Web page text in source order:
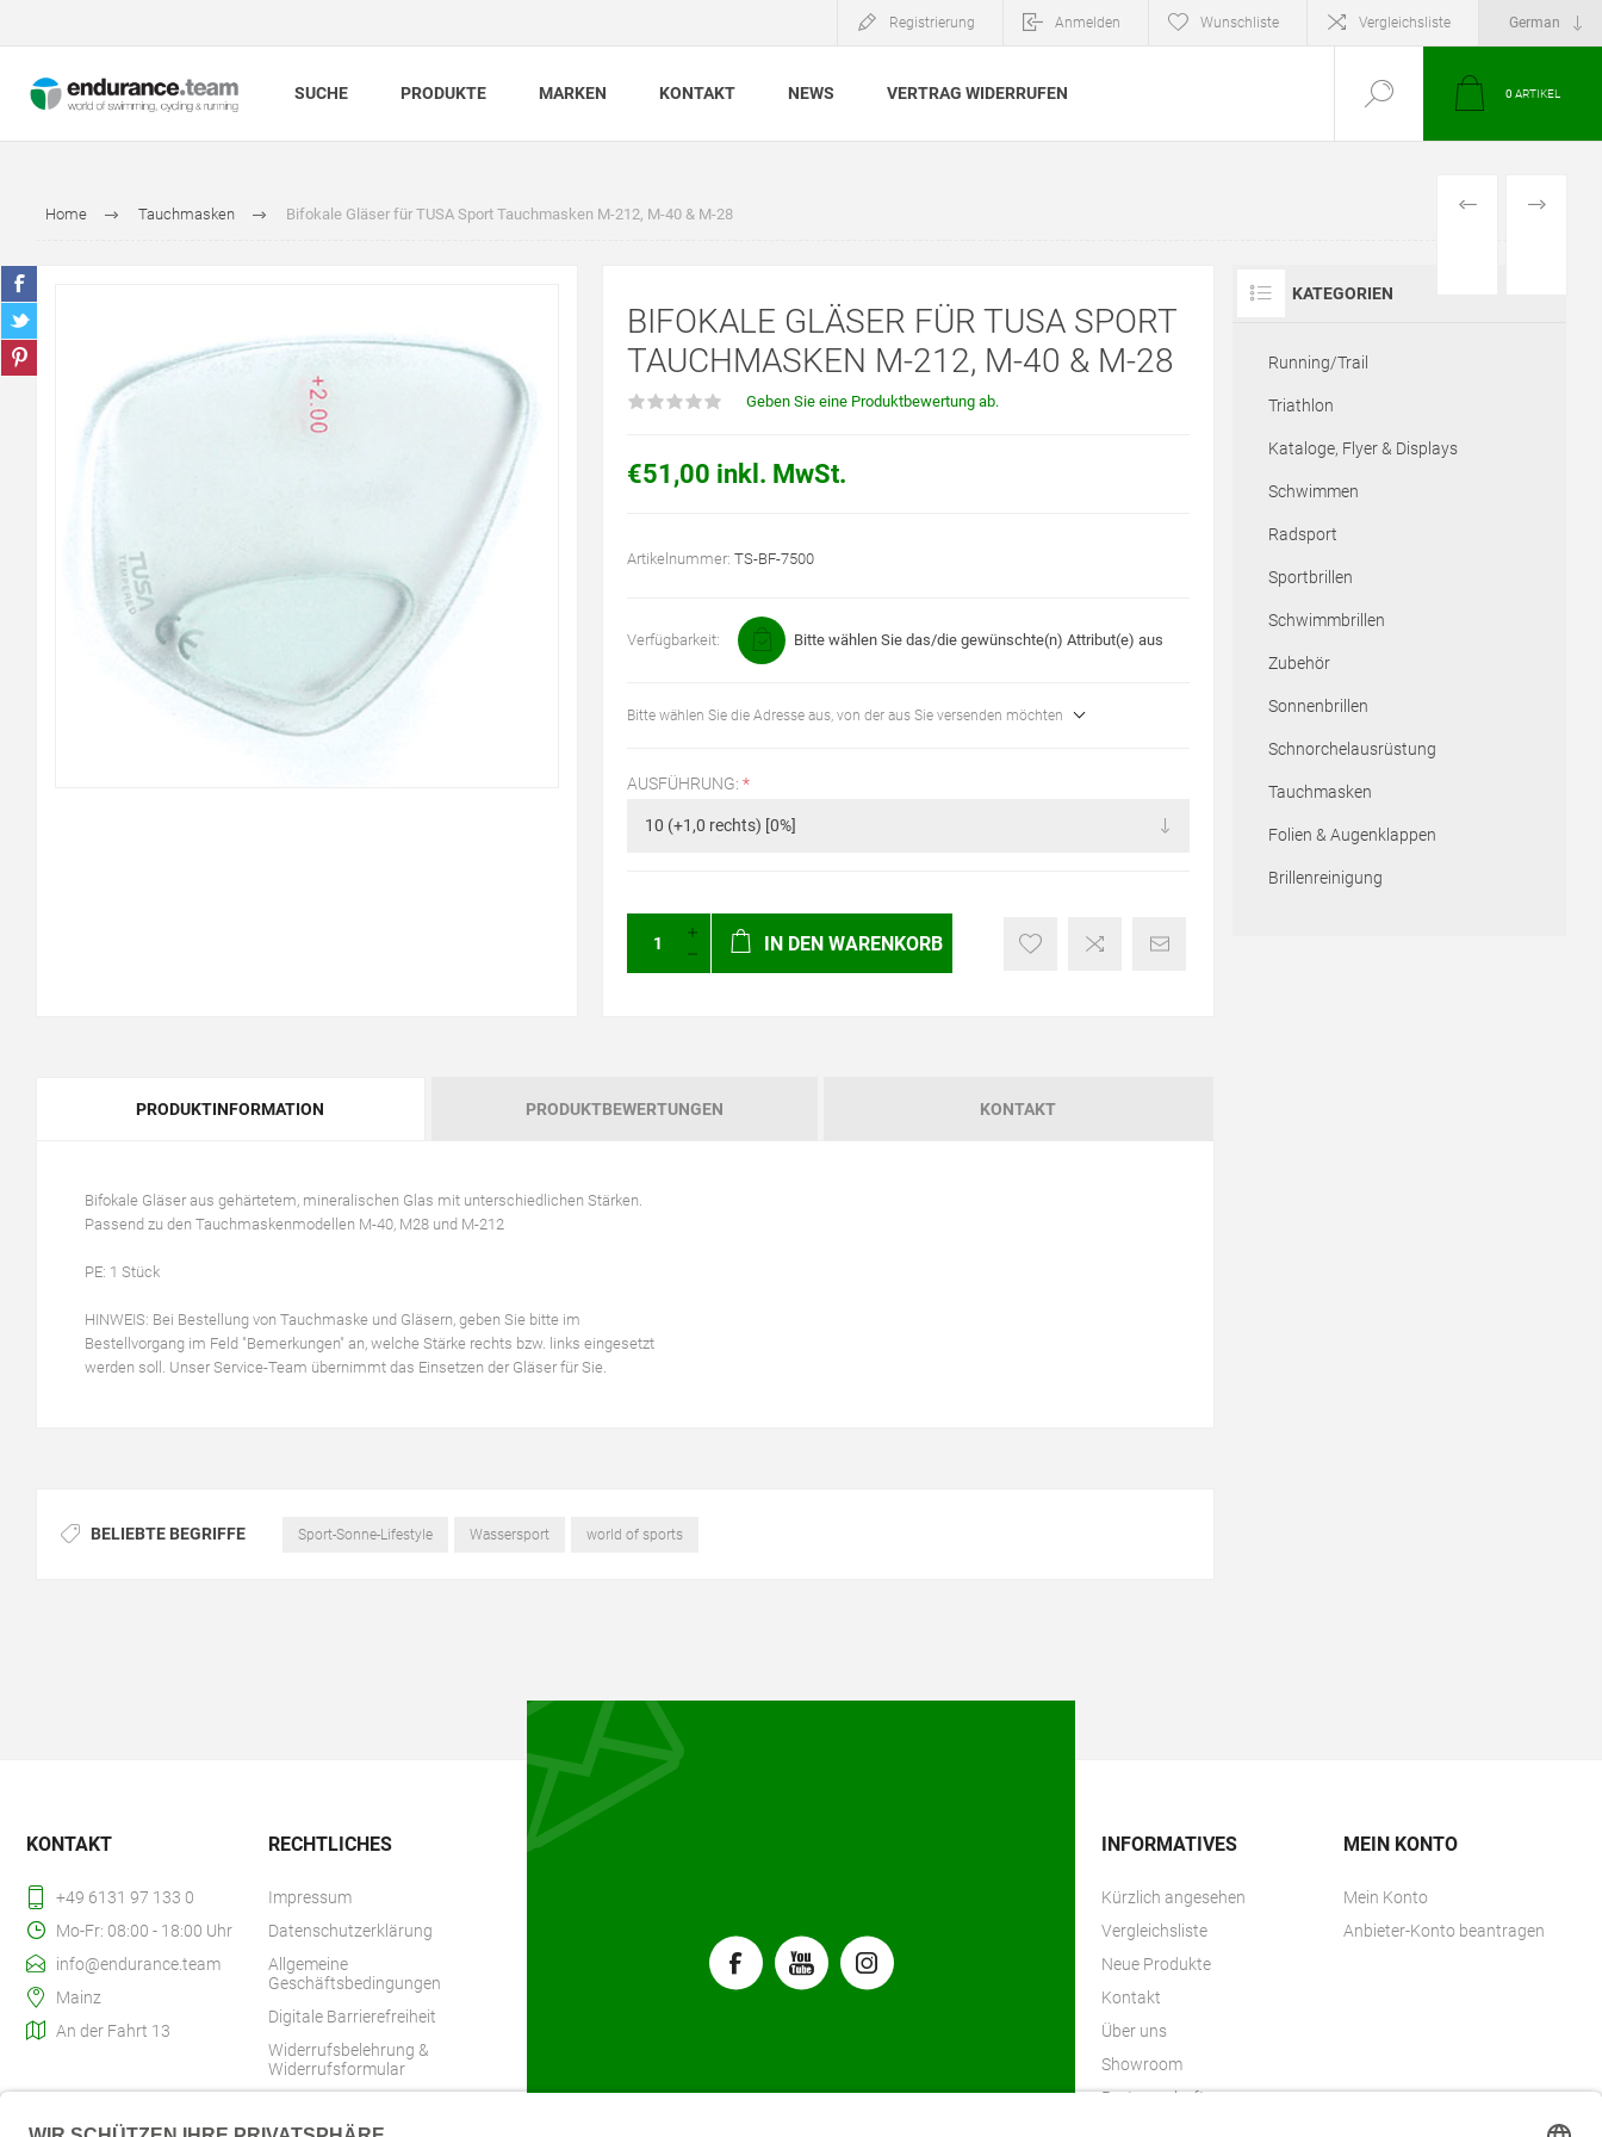
Registrierung Anmelden Wunschliste Vergleichsliste
SUCHE PRODUKTE MARKEN KONTAKT NEWS VERTRAG WIDERRUFEN 0 ARTIKEL
Home Tauchmasken Bifokale Gläser für TUSA Sport Tauchmasken M-212, M-40 & M-28 VORHERIGES
BIFOKALE GLÄSER FÜR TUSA SPORT
TAUCHMASKEN M-212, M-40 & M-28
Geben Sie eine Produktbewertung ab.
€51,00 inkl. MwSt.
Artikelnummer: TS-BF-7500
Verfügbarkeit: Bitte wählen Sie das/die gewünschte(n) Attribut(e) aus
Bitte wählen Sie die Adresse aus, von der aus Sie versenden möchten
AUSFÜHRUNG: *
IN DEN WARENKORB
PRODUKTINFORMATION PRODUKTBEWERTUNGEN KONTAKT
Bifokale Gläser aus gehärtetem, mineralischen Glas mit unterschiedlichen Stärken.
Passend zu den Tauchmaskenmodellen M-40, M28 und M-212
PE: 1 Stück
HINWEIS: Bei Bestellung von Tauchmaske und Gläsern, geben Sie bitte im
Bestellvorgang im Feld "Bemerkungen" an, welche Stärke rechts bzw. links eingesetzt
werden soll. Unser Service-Team übernimmt das Einsetzen der Gläser für Sie.
BELIEBTE BEGRIFFE Sport-Sonne-Lifestyle Wassersport world of sports
KATEGORIEN
Running/Trail
Triathlon
Kataloge, Flyer & Displays
Schwimmen
Radsport
Sportbrillen
Schwimmbrillen
Zubehör
Sonnenbrillen
Schnorchelausrüstung
Tauchmasken
Folien & Augenklappen
Brillenreinigung
KONTAKT
+49 6131 97 133 0
Mo-Fr: 08:00 - 18:00 Uhr
info@endurance.team
Mainz
An der Fahrt 13
RECHTLICHES
Impressum
Datenschutzerklärung
Allgemeine
Geschäftsbedingungen
Digitale Barrierefreiheit
Widerrufsbelehrung &
Widerrufsformular
INFORMATIVES
Kürzlich angesehen
Vergleichsliste
Neue Produkte
Kontakt
Über uns
Showroom
Partnerschaften
MEIN KONTO
Mein Konto
Anbieter-Konto beantragen